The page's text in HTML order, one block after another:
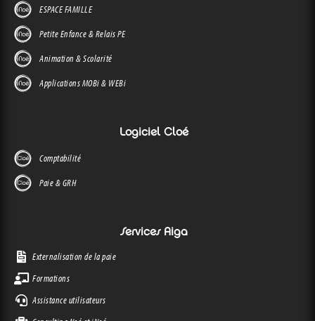
ESPACE FAMILLE
Petite Enfance & Relais PE
Animation & Scolarité
Applications MOBi & WEBi
Logiciel Cloé
Comptabilité
Paie & GRH
Services Aiga
Externalisation de la paie
Formations
Assistance utilisateurs